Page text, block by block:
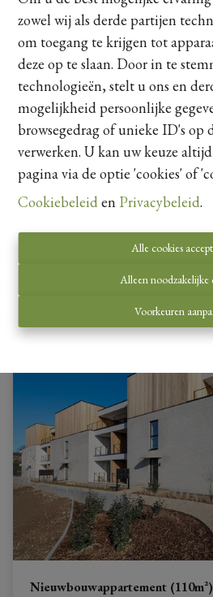
zowel wij als derde partijen
om toegang te krijgen tot
deze op te slaan. Door in te
technologieën, stelt u ons en
mogelijkheid persoonlijke
browsegedrag of unieke ID's op
verwerken. U kan uw keuze
pagina via de optie 'cookies' of
Cookiebeleid en Privacybeleid.
Alle cookies
Alleen noodzakelijke
Voorkeuren
Instapklaar
en zonnig...
Visésteenweg 43 4, 3770 Riemst|
Prijs op aanvraag
Nieuwbouwappartement